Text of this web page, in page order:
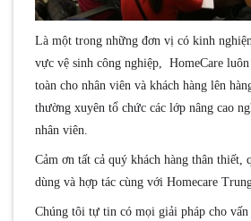
Là một trong những đơn vị có kinh
vực vệ sinh công nghiệp, HomeCare
toàn cho nhân viên và khách hàng lên
thường xuyên tổ chức các lớp nâng cao
nhân viên.
Cảm ơn tất cả quý khách hàng thân thiết,
dùng và hợp tác cùng với Homecare
Chúng tôi tự tin có mọi giải pháp cho vấn